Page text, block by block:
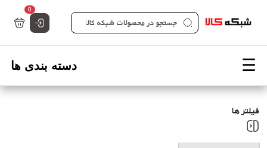
صفحه اصلی شبکه کالا - فروشگاه تخصصی قطعات شبکه
0تعداد
فیلتر ها